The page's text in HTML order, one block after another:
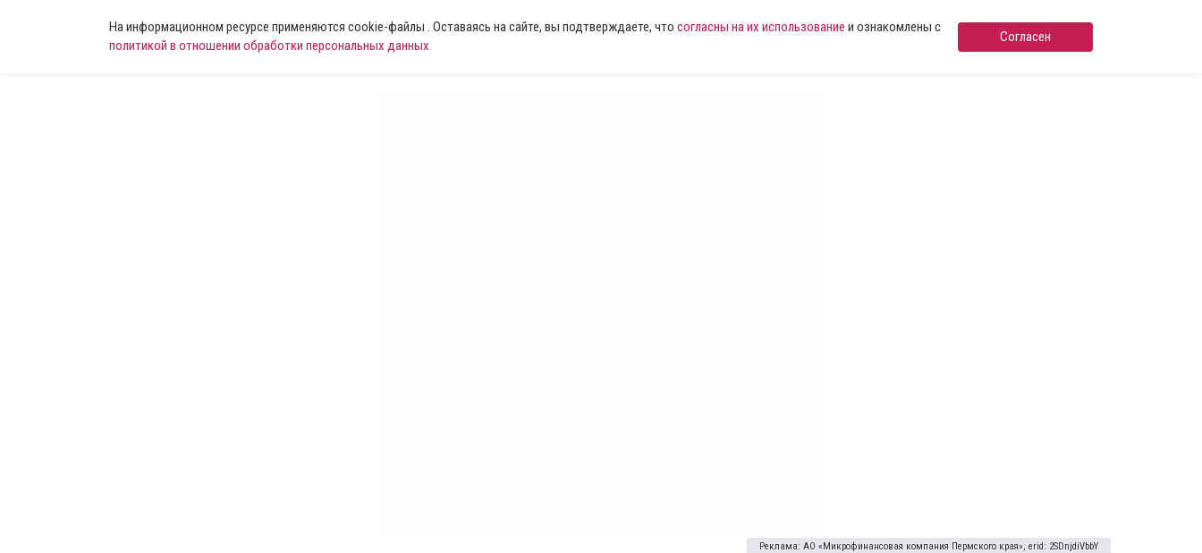
На информационном ресурсе применяются cookie-файлы . Оставаясь на сайте, вы подтверждаете, что согласны на их использование и ознакомлены с
политикой в отношении обработки персональных данных
Согласен
Реклама: АО «Микрофинансовая компания Пермского края», erid: 2SDnjdiVbbY